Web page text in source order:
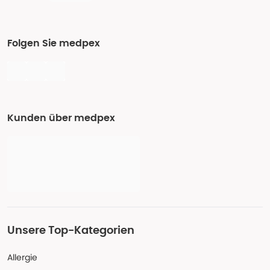
Folgen Sie medpex
Kunden über medpex
Unsere Top-Kategorien
Allergie